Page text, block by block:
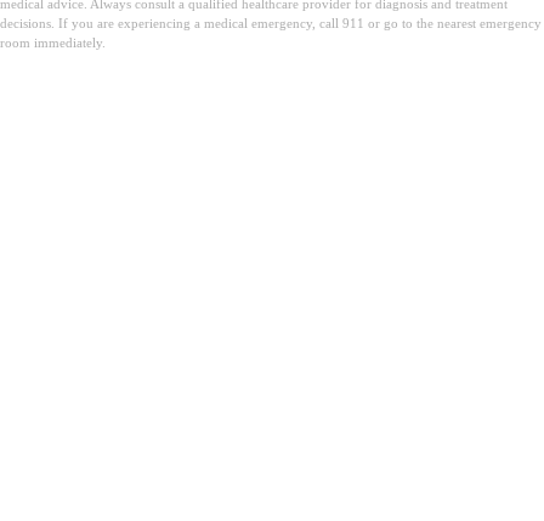
medical advice. Always consult a qualified healthcare provider for diagnosis and treatment
decisions. If you are experiencing a medical emergency, call 911 or go to the nearest emergency
room immediately.